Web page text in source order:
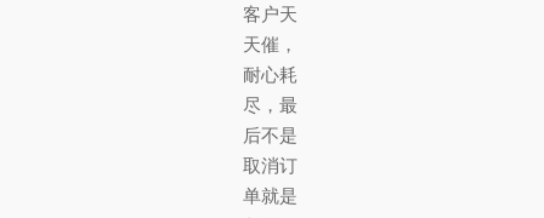
客户天
天催，
耐心耗
尽，最
后不是
取消订
单就是